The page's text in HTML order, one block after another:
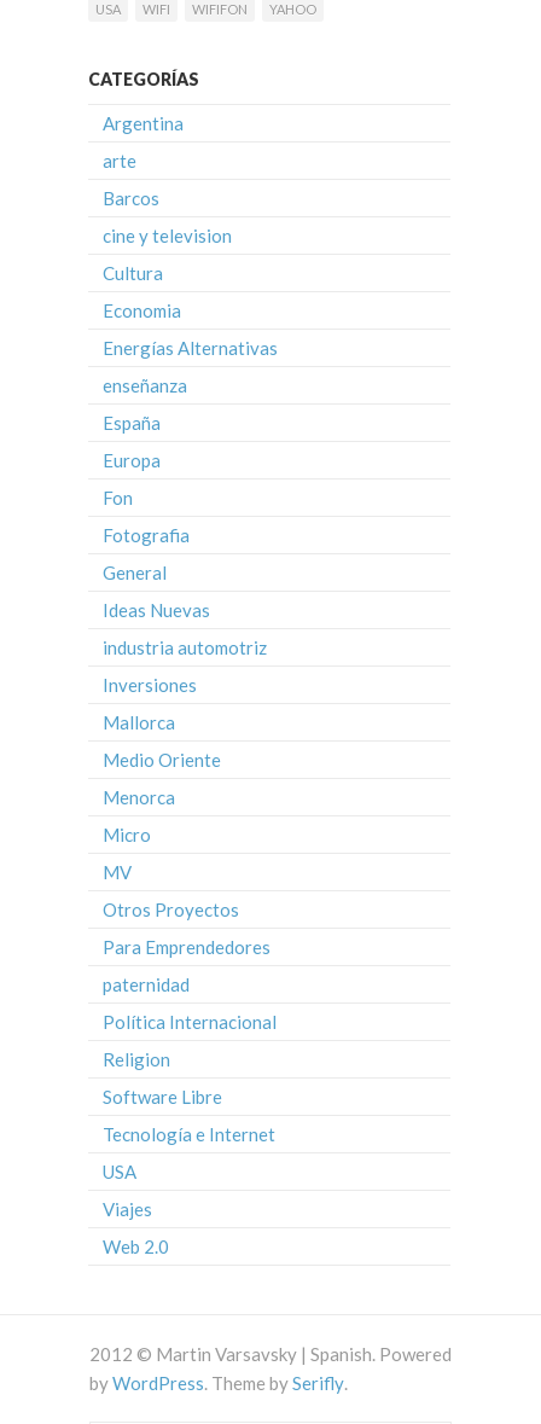
USA
WIFI WIFIFON YAHOO
CATEGORÍAS
Argentina
arte
Barcos
cine y television
Cultura
Economia
Energías Alternativas
enseñanza
España
Europa
Fon
Fotografia
General
Ideas Nuevas
industria automotriz
Inversiones
Mallorca
Medio Oriente
Menorca
Micro
MV
Otros Proyectos
Para Emprendedores
paternidad
Política Internacional
Religion
Software Libre
Tecnología e Internet
USA
Viajes
Web 2.0
2012 © Martin Varsavsky | Spanish. Powered
byWordPress. Theme bySerifly.